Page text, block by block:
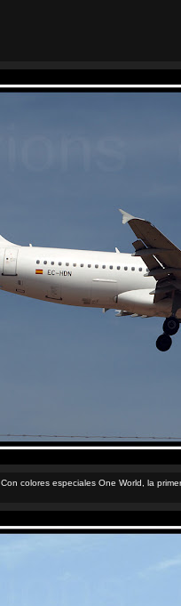
Con colores especiales One World, la